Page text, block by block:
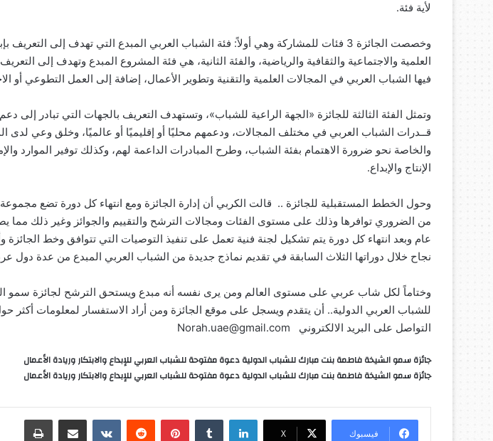
لأية فئة.
وخصصت الجائزة 3 فئات للمشاركة وهي أولاً: فئة الشباب العربي المبدع التي تهدف إلى
العلمية والاجتماعية والثقافية والرياضية، والفئة الثانية، هي فئة المشروع المبدع وتهدف إلى
فيها الشباب العربي في المجالات العلمية والتقنية وتطوير الأعمال، إضافة إلى العمل التطوعي أو
وتمثل الفئة الثالثة للجائزة «الجهة الراعية للشباب»، وتستهدف التعريف بالجهات التي تبادر إلى
قــدرات الشباب العربي في مختلف المجالات، ودعمهم محليًا أو إقليميًا أو عالميًا، وخلق وعي لدى
والخاصة نحو ضرورة الاهتمام بفئة الشباب، وطرح المبادرات الداعمة لهم، وكذلك توفير الموارد
الإنتاج والإبداع.
وحول الخطط المستقبلية للجائزة .. قالت الكربي أن إدارة الجائزة ومع انتهاء كل دورة تضع
من الضروري توافرها وذلك على مستوى الفئات ومجالات الترشح والتقييم والجوائز وغير ذلك
عام وبعد انتهاء كل دورة يتم تشكيل لجنة فنية تعمل على تنفيذ التوصيات التي تتوافق وخط الجائزة
نجاح خلال دوراتها الثلاث السابقة في تقديم نماذج جديدة من الشباب العربي المبدع من عدة دول
وختاماً لكل شاب عربي على مستوى العالم ومن يرى نفسه أنه مبدع ويستحق الترشح لجائزة سمو
للشباب العربي الدولية.. أن يتقدم ويسجل على موقع الجائزة ومن أراد الاستفسار لمعلومات أكثر
التواصل على البريد الالكتروني ‏Norah.uae@gmail.com
جائزة سمو الشيخة فاطمة بنت مبارك للشباب الدولية دعوة مفتوحة للشباب العربي للإبداع والابتكار وريادة الأعمال
جائزة سمو الشيخة فاطمة بنت مبارك للشباب الدولية دعوة مفتوحة للشباب العربي للإبداع والابتكار وريادة الأعمال
فيسبوك ‫X
لينكدإن بينتيريست